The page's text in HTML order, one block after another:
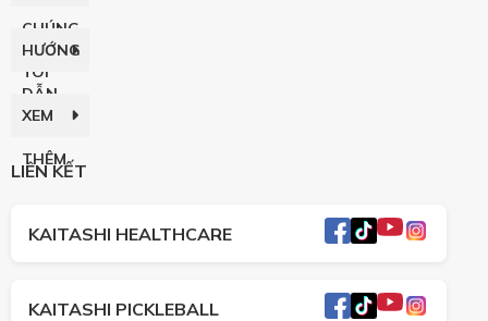
CHÚNG
TÔI
HƯỚNG
DẪN
XEM
THÊM
LIÊN KẾT
KAITASHI HEALTHCARE
KAITASHI PICKLEBALL